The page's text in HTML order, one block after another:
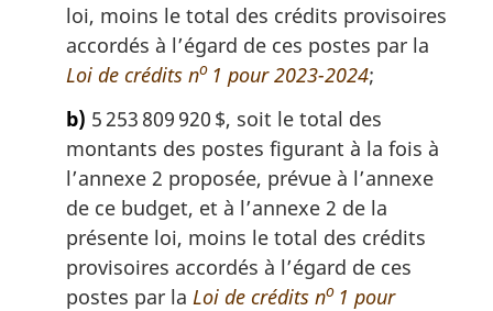
loi, moins le total des crédits provisoires
accordés à l’égard de ces postes par la
Loi de crédits no 1 pour 2023-2024;
b) 5 253 809 920 $, soit le total des
montants des postes figurant à la fois à
l’annexe 2 proposée, prévue à l’annexe
de ce budget, et à l’annexe 2 de la
présente loi, moins le total des crédits
provisoires accordés à l’égard de ces
postes par la Loi de crédits no 1 pour